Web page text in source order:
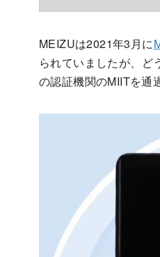
MEIZUは2021年3月に
られていましたが、ど
の認証機関のMIITを通